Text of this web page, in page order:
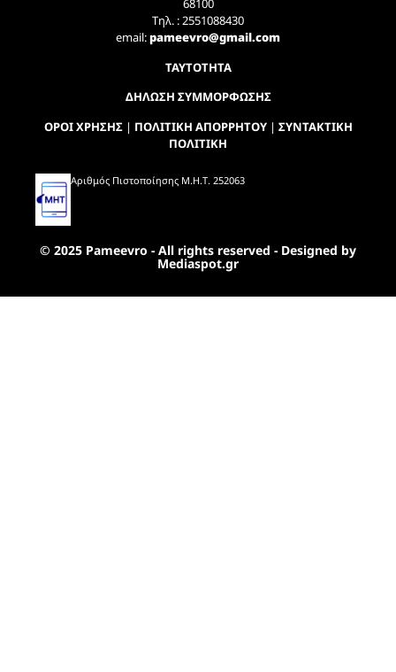
68100
Τηλ. : 2551088430
email:pameevro@gmail.com
ΤΑΥΤΟΤΗΤΑ
ΔΗΛΩΣΗ ΣΥΜΜΟΡΦΩΣΗΣ
ΟΡΟΙ ΧΡΗΣΗΣ| ΠΟΛΙΤΙΚΗ ΑΠΟΡΡΗΤΟΥ| ΣΥΝΤΑΚΤΙΚΗ
ΠΟΛΙΤΙΚΗ
Αριθμός Πιστοποίησης Μ.Η.Τ. 252063
© 2025 Pameevro - All rights reserved - Designed by
Mediaspot.gr